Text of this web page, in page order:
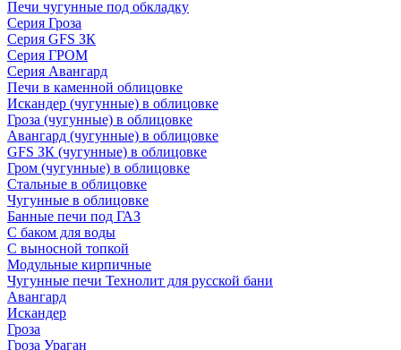
Печи чугунные под обкладку
Серия Гроза
Серия GFS ЗК
Серия ГРОМ
Серия Авангард
Печи в каменной облицовке
Искандер (чугунные) в облицовке
Гроза (чугунные) в облицовке
Авангард (чугунные) в облицовке
GFS ЗК (чугунные) в облицовке
Гром (чугунные) в облицовке
Стальные в облицовке
Чугунные в облицовке
Банные печи под ГАЗ
С баком для воды
С выносной топкой
Модульные кирпичные
Чугунные печи Технолит для русской бани
Авангард
Искандер
Гроза
Гроза Ураган